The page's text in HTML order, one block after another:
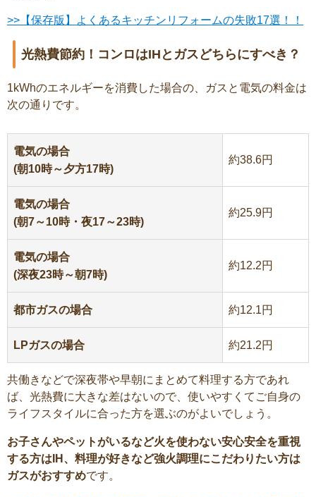
>>【保存版】よくあるキッチンリフォームの失敗17選！！
光熱費節約！コンロはIHとガスどちらにすべき？
1kWhのエネルギーを消費した場合の、ガスと電気の料金は
次の通りです。
電気の場合
(朝10時～夕方17時)
約38.6円
電気の場合
(朝7～10時・夜17～23時)
約25.9円
電気の場合
(深夜23時～朝7時)
約12.2円
都市ガスの場合 約12.1円
LPガスの場合 約21.2円
共働きなどで深夜帯や早朝にまとめて料理する方であれ
ば、光熱費に大きな差はないので、使いやすくてご自身の
ライフスタイルに合った方を選ぶのがよいでしょう。
お子さんやペットがいるなど火を使わない安心安全を重視
する方はIH、料理が好きなど強火調理にこだわりたい方は
ガスがおすすめです。